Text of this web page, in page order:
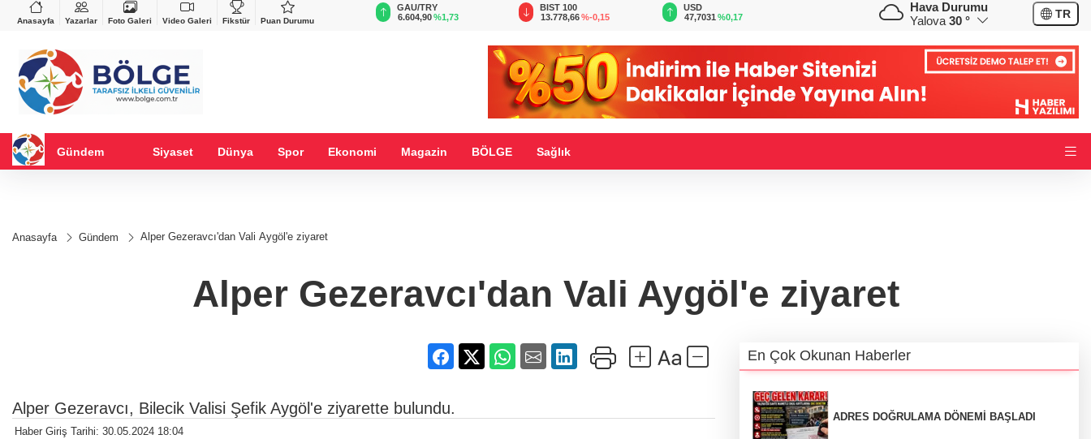
Anasayfa Yazarlar Foto Galeri Video Galeri Fikstür Puan Durumu
%-0,22
VND
0,0018
%0,36
GAU/TRY
6.604,90%1,73
BIST 100
13.778,66%-0,15
USD
47,7031%0,17
EUR
55,0160 %0,02 %0,01
CHF
58,8128
Hava Durumu
Yalova 30 ° TR
Gündem Siyaset Dünya Spor Ekonomi Magazin BÖLGE Sağlık
Anasayfa Gündem Alper Gezeravcı'dan Vali Aygöl'e ziyaret
Alper Gezeravcı'dan Vali Aygöl'e ziyaret
Alper Gezeravcı, Bilecik Valisi Şefik Aygöl'e ziyarette bulundu.
Haber Giriş Tarihi: 30.05.2024 18:04
En Çok Okunan Haberler
ADRES DOĞRULAMA DÖNEMİ BAŞLADI